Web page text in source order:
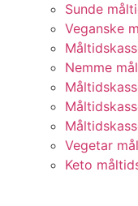
Sunde
Veganske
Nemme
Vegetar
Keto